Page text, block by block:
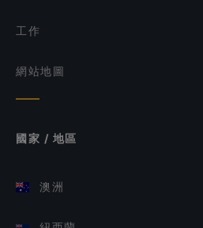
工作
網站地圖
國家 / 地區
澳洲